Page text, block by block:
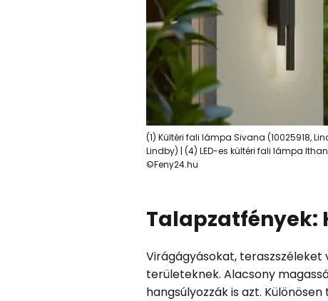
(1) Kültéri fali lámpa Sivana (10025918,
Lindby) | (4) LED-es kültéri fali lámpa
©Feny24.hu
Talapzatfények:
Virágágyásokat,
területeknek. Alacsony
hangsúlyozzák is azt.